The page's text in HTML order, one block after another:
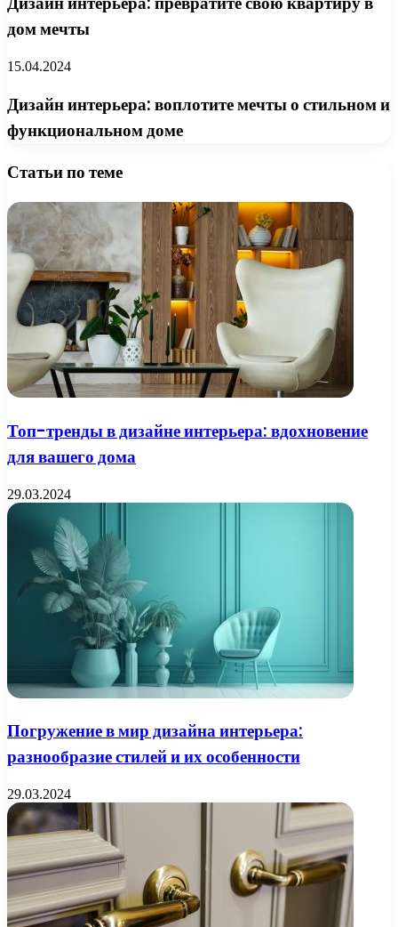
дом мечты
15.04.2024
Дизайн интерьера: воплотите мечты о стильном и
функциональном доме
Статьи по теме
Топ-тренды в дизайне интерьера: вдохновение
для вашего дома
29.03.2024
Погружение в мир дизайна интерьера:
разнообразие стилей и их особенности
29.03.2024